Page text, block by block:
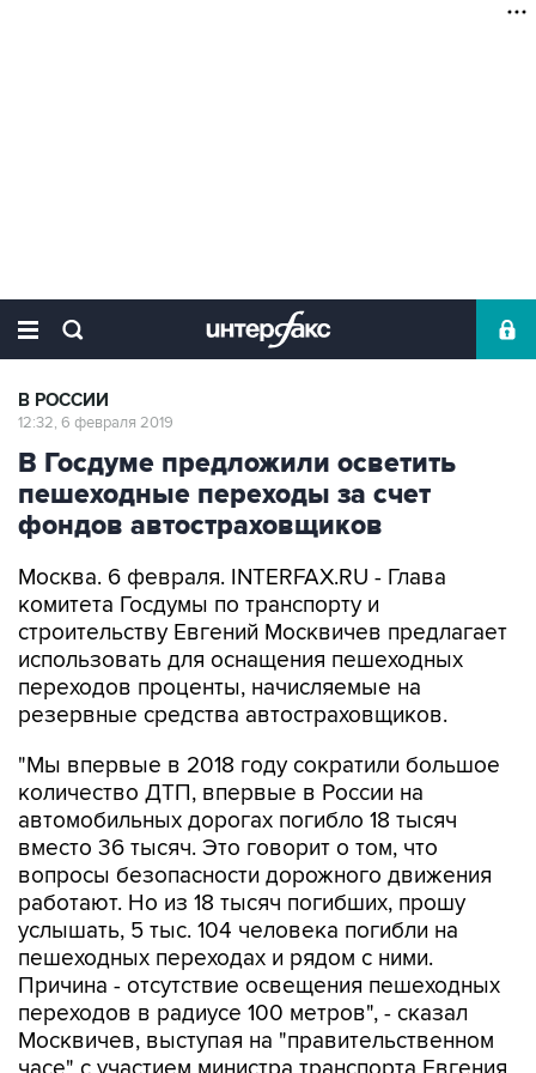
В РОССИИ
12:32, 6 февраля 2019
В Госдуме предложили осветить
пешеходные переходы за счет
фондов автостраховщиков
Москва. 6 февраля. INTERFAX.RU - Глава
комитета Госдумы по транспорту и
строительству Евгений Москвичев предлагает
использовать для оснащения пешеходных
переходов проценты, начисляемые на
резервные средства автостраховщиков.
"Мы впервые в 2018 году сократили большое
количество ДТП, впервые в России на
автомобильных дорогах погибло 18 тысяч
вместо 36 тысяч. Это говорит о том, что
вопросы безопасности дорожного движения
работают. Но из 18 тысяч погибших, прошу
услышать, 5 тыс. 104 человека погибли на
пешеходных переходах и рядом с ними.
Причина - отсутствие освещения пешеходных
переходов в радиусе 100 метров", - сказал
Москвичев, выступая на "правительственном